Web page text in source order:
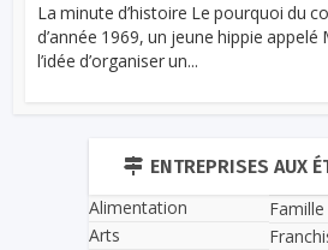
La minute d’histoire Le pourquoi du
d’année 1969, un jeune hippie appelé
l’idée d’organiser un...
ENTREPRISES AUX
Alimentation
Arts
Famille